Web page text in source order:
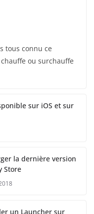
tous connu ce
ou surchauffe
sur iOS et sur
la dernière version
Store
un Launcher sur